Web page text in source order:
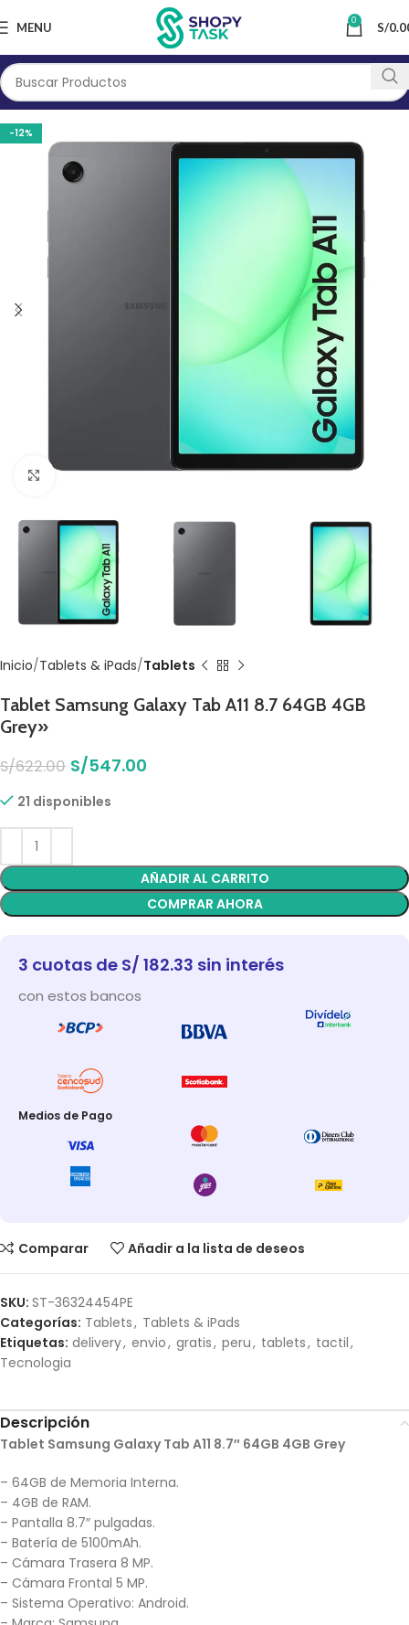
MENU 0 S/
-12%
Click to enlarge
Inicio Tablets & iPads Tablets
Tablet Samsung Galaxy Tab A11 8.7 64GB 4GB
Grey»
S/622.00 S/547.00
21 disponibles
AÑADIR AL CARRITO
COMPRAR AHORA
3 cuotas de S/ 182.33 sin interés
con estos bancos
Medios de Pago
Comparar Añadir a la lista de deseos
SKU: ST-36324454PE
Categorías: Tablets, Tablets & iPads
Etiquetas: delivery, envio, gratis, peru, tablets, tactil,
Tecnologia
Descripción
Tablet Samsung Galaxy Tab A11 8.7″ 64GB 4GB Grey
– 64GB de Memoria Interna.
– 4GB de RAM.
– Pantalla 8.7″ pulgadas.
– Batería de 5100mAh.
– Cámara Trasera 8 MP.
– Cámara Frontal 5 MP.
– Sistema Operativo: Android.